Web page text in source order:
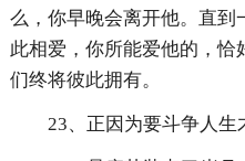
么，你早晚会离开他。直到
此相爱，你所能爱他的，
们终将彼此拥有。
23、正因为要斗争人生